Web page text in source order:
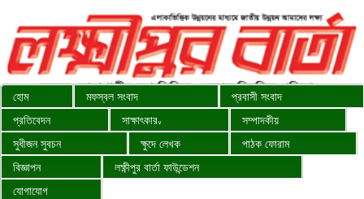
হোম মফস্বল সংবাদ
প্রবাসী সংবাদ
প্রতিবেদন
সাক্ষাৎকার∨
সম্পাদকীয়
সুধীজন সুবচন
ক্ষুদে লেখক
পাঠক ফোরাম
বিজ্ঞাপন
লক্ষ্ণীপুর বার্তা ফাউন্ডেশন
যোগাযোগ